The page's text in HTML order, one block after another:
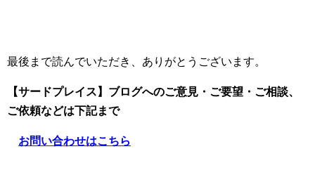
最後まで読んでいただき、ありがとうございます。
【サードプレイス】ブログへのご意見・ご要望・ご相談、
ご依頼などは下記まで
お問い合わせはこちら